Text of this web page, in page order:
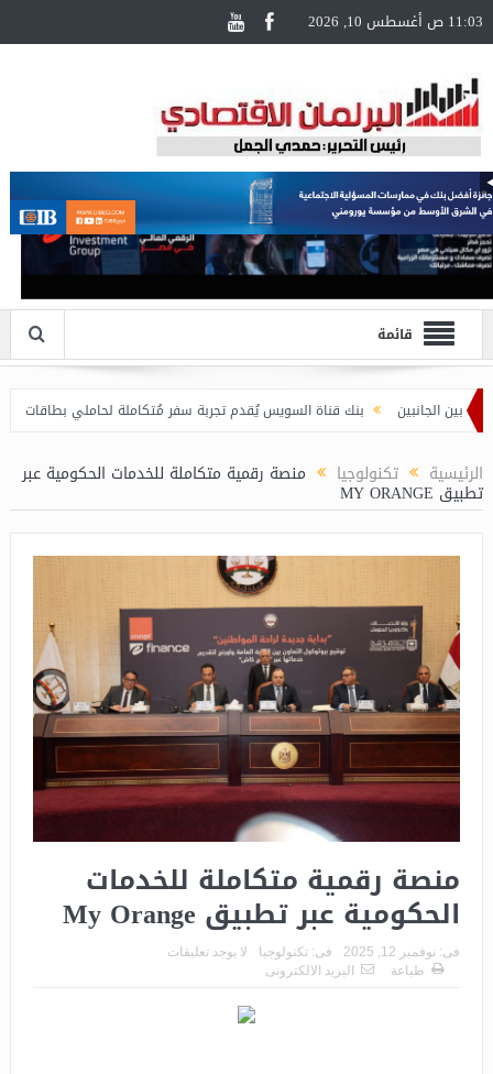
11:03 ص أغسطس 10, 2026
قائمة
بنك قناة السويس يُقدم تجربة سفر مُتكاملة لحاملي بطاقات Visa الائتمانية
الرئيسية تكنولوجيا منصة رقمية متكاملة للخدمات الحكومية عبر
تطبيق MY ORANGE
منصة رقمية متكاملة للخدمات
الحكومية عبر تطبيق My Orange
فى: نوفمبر 12, 2025 فى: تكنولوجيا
لا يوجد تعليقات
طباعة
البريد الالكترونى